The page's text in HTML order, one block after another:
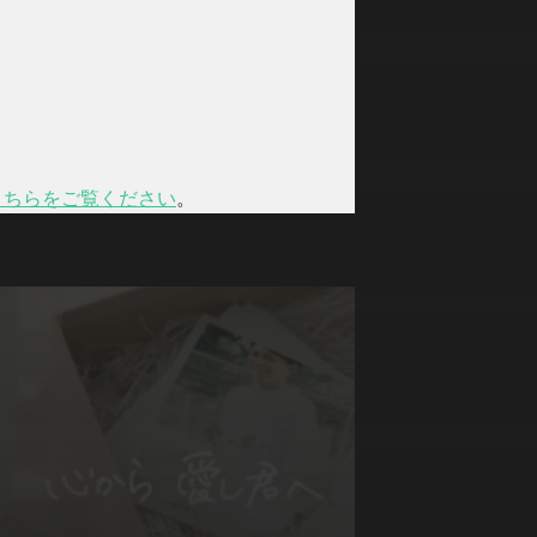
らをご覧ください。